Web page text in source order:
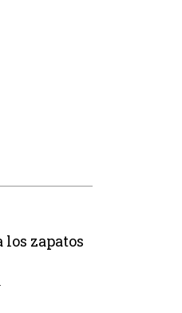
los zapatos